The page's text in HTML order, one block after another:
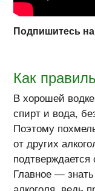
Подпишитесь
Как
В хорошей
спирт и вода,
Поэтому
от других
Главное —